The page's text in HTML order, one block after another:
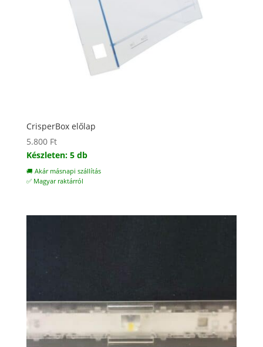
CrisperBox előlap
5.800 Ft
Készleten: 5 db
🚚 Akár másnapi szállítás
✅ Magyar raktárról